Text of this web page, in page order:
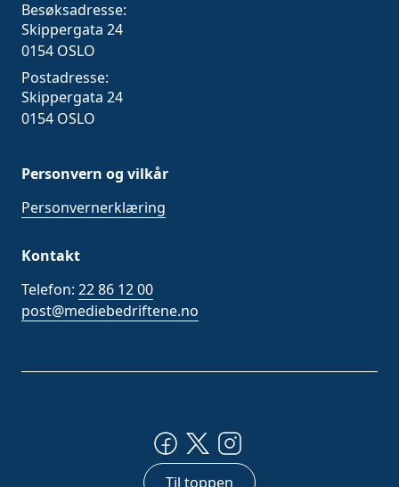
Besøksadresse:
Skippergata 24
0154 OSLO
Postadresse:
Skippergata 24
0154 OSLO
Personvern og vilkår
Personvernerklæring
Kontakt
Telefon: 22 86 12 00
post@mediebedriftene.no
Til toppen